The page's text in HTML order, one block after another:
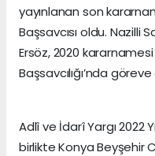
yayınlanan son
Başsavcısı oldu. Nazilli
Ersöz, 2020
Başsavcılığı’nda
Adlî ve İdarî Yargı 2022
birlikte Konya Beyşehir